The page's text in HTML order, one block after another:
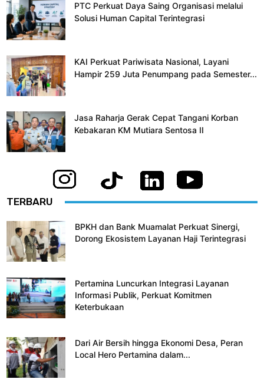
PTC Perkuat Daya Saing Organisasi melalui
Solusi Human Capital Terintegrasi
KAI Perkuat Pariwisata Nasional, Layani
Hampir 259 Juta Penumpang pada Semester...
Jasa Raharja Gerak Cepat Tangani Korban
Kebakaran KM Mutiara Sentosa II
TERBARU
BPKH dan Bank Muamalat Perkuat Sinergi,
Dorong Ekosistem Layanan Haji Terintegrasi
Pertamina Luncurkan Integrasi Layanan
Informasi Publik, Perkuat Komitmen
Keterbukaan
Dari Air Bersih hingga Ekonomi Desa, Peran
Local Hero Pertamina dalam...